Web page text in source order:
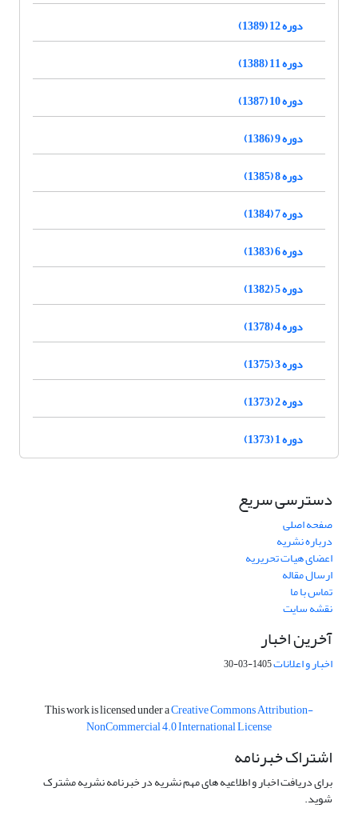
دوره 12 (1389)
دوره 11 (1388)
دوره 10 (1387)
دوره 9 (1386)
دوره 8 (1385)
دوره 7 (1384)
دوره 6 (1383)
دوره 5 (1382)
دوره 4 (1378)
دوره 3 (1375)
دوره 2 (1373)
دوره 1 (1373)
دسترسی سریع
صفحه اصلی
درباره نشریه
اعضای هیات تحریریه
ارسال مقاله
تماس با ما
نقشه سایت
آخرین اخبار
اخبار و اعلانات1405-03-30
This work is licensed under aCreative Commons Attribution-
NonCommercial 4.0 International License
اشتراک خبرنامه
برای دریافت اخبار و اطلاعیه های مهم نشریه در خبرنامه نشریه مشترک
شوید.